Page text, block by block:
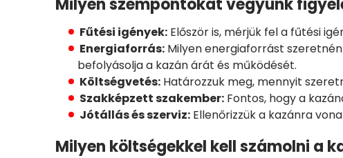
Milyen szempontokat vegyünk
Fűtési igények: Először is, mérjük fel a fűtési
Energiaforrás: Milyen energiaforrást
befolyásolja a kazán árát és működését.
Költségvetés: Határozzuk meg, mennyit
Szakképzett szakember: Fontos, hogy a
Jótállás és szerviz: Ellenőrizzük a kazánra
Milyen költségekkel kell számolni a